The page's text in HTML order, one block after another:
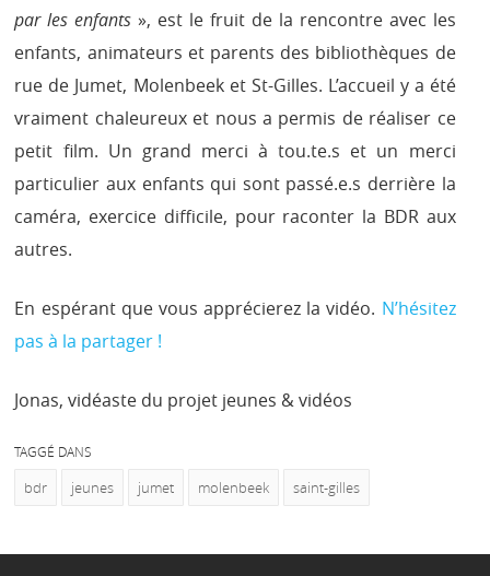
par les enfants», est le fruit de la rencontre avec les
enfants, animateurs et parents des bibliothèques de
rue de Jumet, Molenbeek et St-Gilles. L’accueil y a été
vraiment chaleureux et nous a permis de réaliser ce
petit film. Un grand merci à tou.te.s et un merci
particulier aux enfants qui sont passé.e.s derrière la
caméra, exercice difficile, pour raconter la BDR aux
autres.
En espérant que vous apprécierez la vidéo. N’hésitez
pas à la partager !
Jonas, vidéaste du projet jeunes & vidéos
TAGGÉ DANS
bdr jeunes jumet molenbeek saint-gilles